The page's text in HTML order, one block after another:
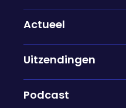
Actueel
Uitzendingen
Podcast
Ruth Jager &
Ali B is vanochtend in
tot drie jaar cel voor
en zangeres Ellen ten
tweeënhalf jaar. Wat